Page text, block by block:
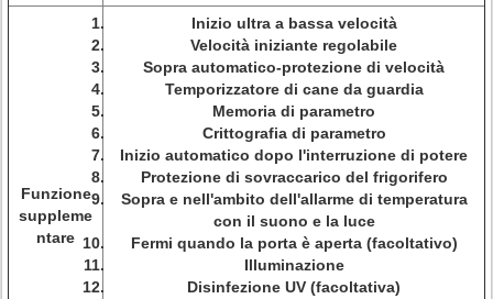
Funzione
suppleme
ntare
Inizio ultra a bassa velocità
Velocità iniziante regolabile
Sopra automatico-protezione di velocità
Temporizzatore di cane da guardia
Memoria di parametro
Crittografia di parametro
Inizio automatico dopo l'interruzione di potere
Protezione di sovraccarico del frigorifero
Sopra e nell'ambito dell'allarme di temperatura
con il suono e la luce
Fermi quando la porta è aperta (facoltativo)
Illuminazione
Disinfezione UV (facoltativa)